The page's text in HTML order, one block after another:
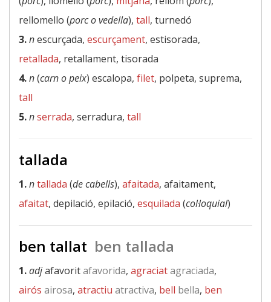
rellomello (porc o vedella), tall, turnedó
3.nescurçada, escurçament, estisorada,
retallada, retallament, tisorada
4.n(carn o peix) escalopa, filet, polpeta, suprema,
tall
5.nserrada, serradura, tall
tallada
1.ntallada (de cabells), afaitada, afaitament,
afaitat, depilació, epilació, esquilada (col·loquial)
ben tallat ben tallada
1.adjafavoritafavorida, agraciatagraciada,
airós airosa, atractiu atractiva, bell bella, ben